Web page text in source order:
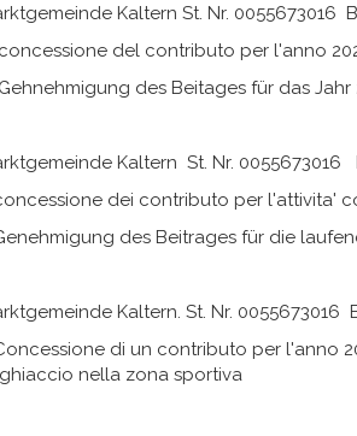
Kaltern St. Nr. 0055673016
del contributo per l'anno
des Beitages für das
Kaltern St. Nr. 0055673016
dei contributo per l'attivita'
des Beitrages für die
Kaltern. St. Nr. 0055673016
di un contributo per l'anno
nella zona sportiva